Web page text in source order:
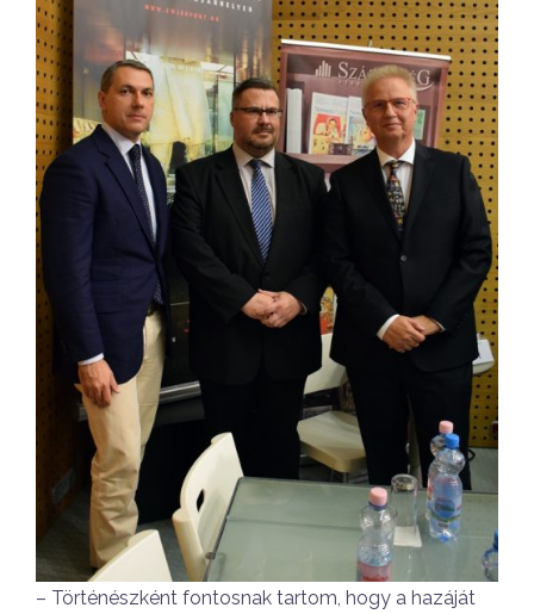
– Történészként fontosnak tartom, hogy a hazáját